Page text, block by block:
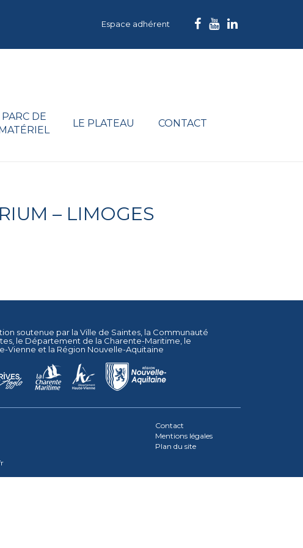
Espace adhérent
PARC DE
LE PLATEAU CONTACT
– LIMOGES
soutenue par la Ville de Saintes , la Communauté
, le Département de la Charente-Maritime , le
Vienne et la Région Nouvelle-Aquitaine
Contact
Mentions légales
Plan du site